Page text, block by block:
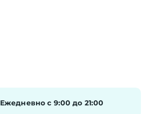
Ежедневно с 9:00 до 21:00